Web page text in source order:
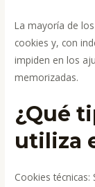
La mayoría de
cookies y, con
impiden en los
memorizadas.
¿Qué
utiliza
Cookies